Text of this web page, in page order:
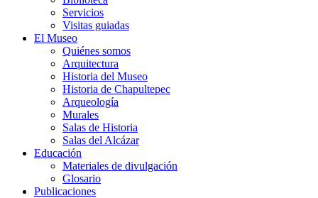
Servicios
Visitas guiadas
El Museo
Quiénes somos
Arquitectura
Historia del Museo
Historia de Chapultepec
Arqueología
Murales
Salas de Historia
Salas del Alcázar
Educación
Materiales de divulgación
Glosario
Publicaciones